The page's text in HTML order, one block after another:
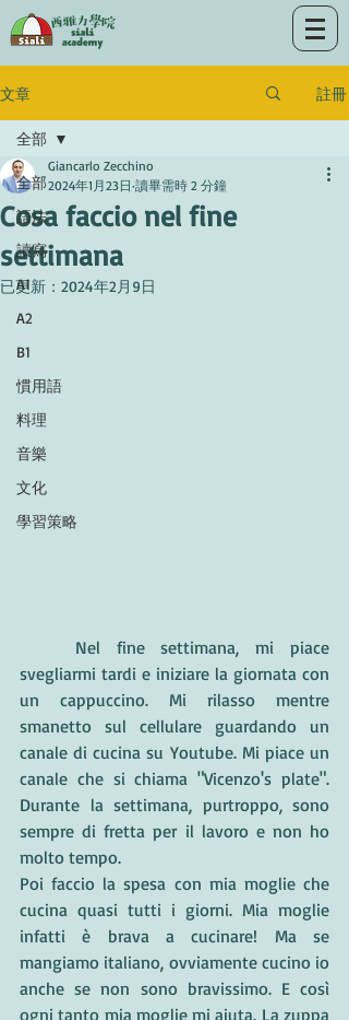
文章 註冊
全部
語法
讀寫
A1
A2
B1
慣用語
料理
音樂
文化
學習策略
全部
Cosa faccio nel fine
settimana
Giancarlo Zecchino
2024年1月23日 讀畢需時 2 分鐘
已更新： 2024年2月9日
svegliarmi tardi e iniziare la giornata con
un cappuccino. Mi rilasso mentre
smanetto sul cellulare guardando un
canale di cucina su Youtube. Mi piace un
canale che si chiama "Vicenzo's plate".
Durante la settimana, purtroppo, sono
sempre di fretta per il lavoro e non ho
molto tempo.
Poi faccio la spesa con mia moglie che
cucina quasi tutti i giorni. Mia moglie
infatti è brava a cucinare! Ma se
mangiamo italiano, ovviamente cucino io
anche se non sono bravissimo. E così
ogni tanto mia moglie mi aiuta. La zuppa